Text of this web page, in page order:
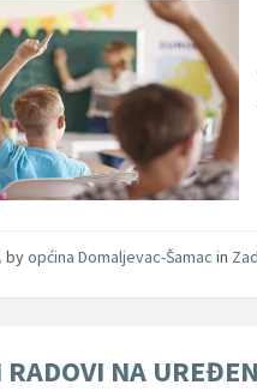
byopćina Domaljevac-Šamac in
RADOVI NA